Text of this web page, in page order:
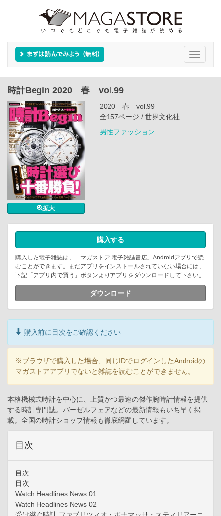
Toggle
時計Begin 2020 春 vol.99
拡大
2020 春 vol.99
全157ページ / 世界文化社
男性ファッション
購入する
購入した電子雑誌は、「マガストア 電子雑誌書店」Androidアプリで読
むことができます。まだアプリをインストールされていない場合には、
下記「アプリ内で買う」ボタンよりアプリをダウンロードして下さい。
ダウンロード
購入前に目次をご確認ください
※ブラウザで購入した場合、同じIDでログインしたAndroidの
マガストアアプリでないと雑誌を読むことができません。
本格機械式時計を中心に、上質かつ最速の傑作腕時計情報を提供
する時計専門誌。バーゼルフェアなどの最新情報もいち早く掲
載。全国の時計ショップ情報も徹底網羅しています。
目次
目次
目次
Watch Headlines News 01
Watch Headlines News 02